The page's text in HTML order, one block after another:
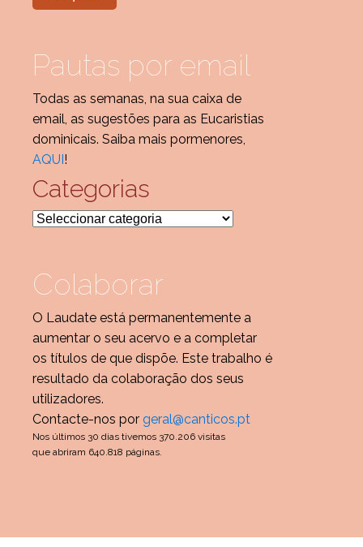
Pautas por email
Todas as semanas, na sua caixa de
email, as sugestões para as Eucaristias
dominicais. Saiba mais pormenores,
AQUI !
Categorias
Categorias
Colaborar
O Laudate está permanentemente a
aumentar o seu acervo e a completar
os títulos de que dispõe. Este trabalho é
resultado da colaboração dos seus
utilizadores.
Contacte-nos por geral@canticos.pt
Nos últimos 30 dias tivemos 370.206 visitas
que abriram 640.818 páginas.